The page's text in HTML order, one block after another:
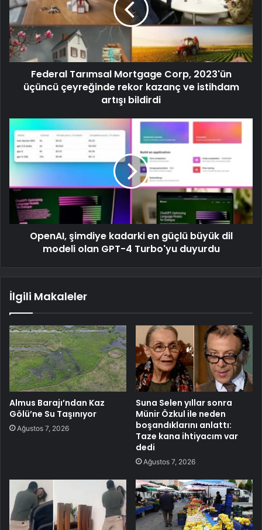
Federal Tarımsal Mortgage Corp, 2023'ün
üçüncü çeyreğinde rekor kazanç ve istihdam
artışı bildirdi
OpenAI, şimdiye kadarki en güçlü büyük dil
modeli olan GPT-4 Turbo'yu duyurdu
İlgili Makaleler
Almus Barajı’ndan Kaz
Gölü’ne Su Taşınıyor
Ağustos 7, 2026
Suna Selen yıllar sonra
Münir Özkul ile neden
boşandıklarını anlattı:
Taze kana ihtiyacım var
dedi
Ağustos 7, 2026